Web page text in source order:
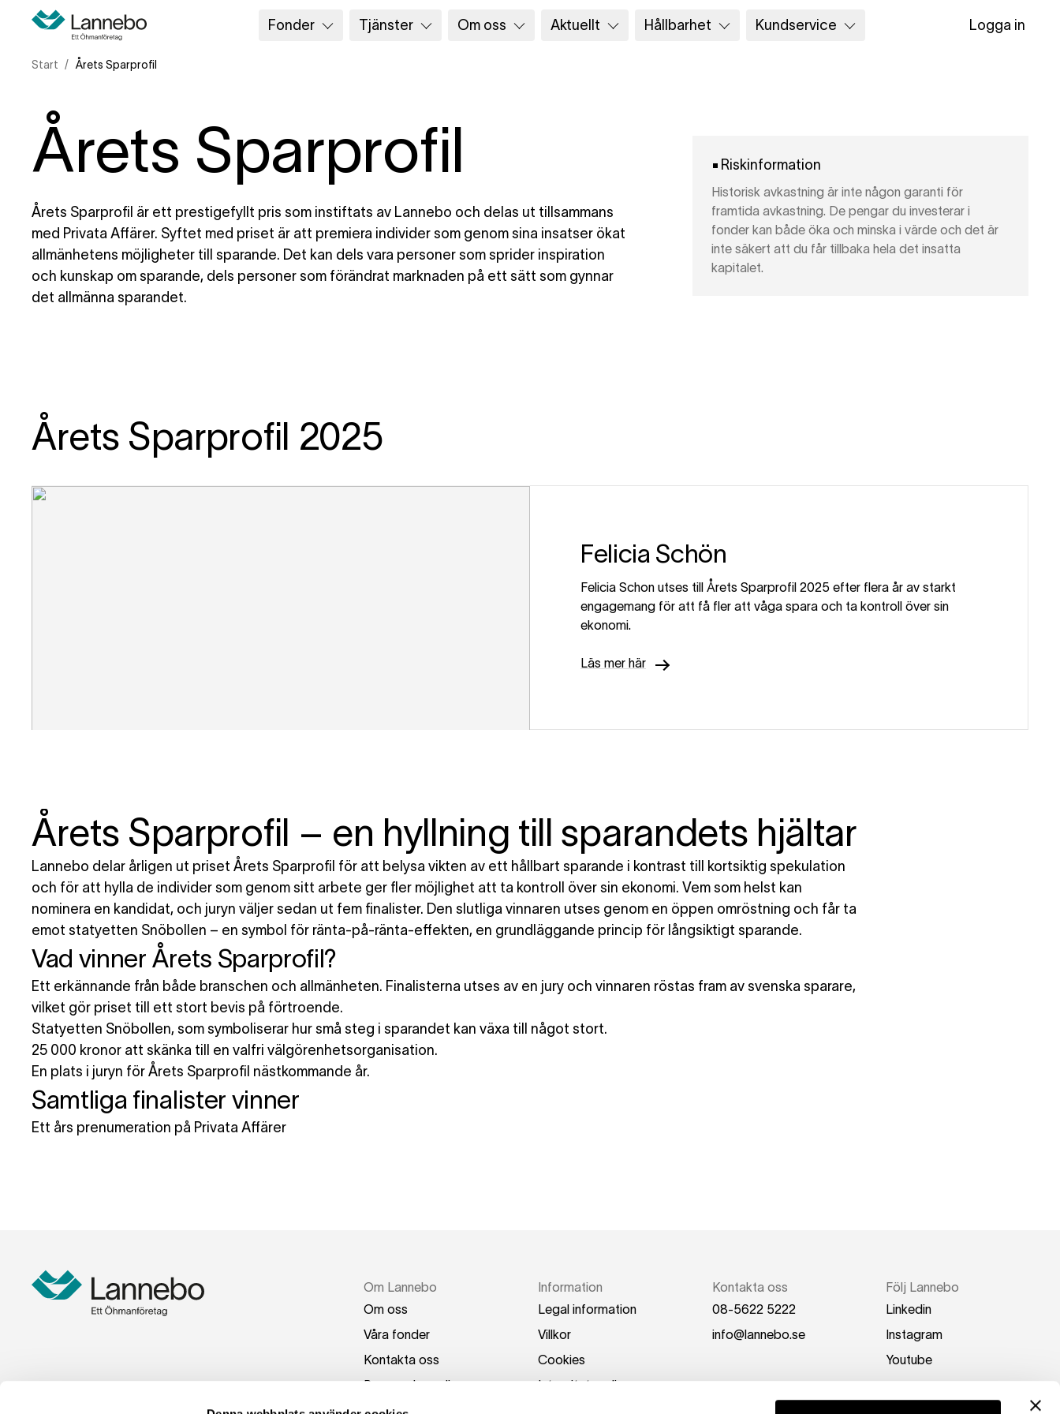
Fonder Tjänster Om oss Aktuellt Hållbarhet Kundservice Logga in
Start Årets Sparprofil
Årets Sparprofil
Årets Sparprofil är ett prestigefyllt pris som instiftats av Lannebo och delas ut tillsammans
med Privata Affärer. Syftet med priset är att premiera individer som genom sina insatser ökat
allmänhetens möjligheter till sparande. Det kan dels vara personer som sprider inspiration
och kunskap om sparande, dels personer som förändrat marknaden på ett sätt som gynnar
det allmänna sparandet.
Riskinformation
Historisk avkastning är inte någon garanti för
framtida avkastning. De pengar du investerar i
fonder kan både öka och minska i värde och det är
inte säkert att du får tillbaka hela det insatta
kapitalet.
Årets Sparprofil 2025
Felicia Schön
Felicia Schon utses till Årets Sparprofil 2025 efter flera år av starkt
engagemang för att få fler att våga spara och ta kontroll över sin
ekonomi.
Läs mer här
Årets Sparprofil – en hyllning till sparandets hjältar
Lannebo delar årligen ut priset Årets Sparprofil för att belysa vikten av ett hållbart sparande i kontrast till kortsiktig spekulation
och för att hylla de individer som genom sitt arbete ger fler möjlighet att ta kontroll över sin ekonomi. Vem som helst kan
nominera en kandidat, och juryn väljer sedan ut fem finalister. Den slutliga vinnaren utses genom en öppen omröstning och får ta
emot statyetten Snöbollen – en symbol för ränta-på-ränta-effekten, en grundläggande princip för långsiktigt sparande.
Vad vinner Årets Sparprofil?
Ett erkännande från både branschen och allmänheten. Finalisterna utses av en jury och vinnaren röstas fram av svenska sparare,
vilket gör priset till ett stort bevis på förtroende.
Statyetten Snöbollen, som symboliserar hur små steg i sparandet kan växa till något stort.
25 000 kronor att skänka till en valfri välgörenhetsorganisation.
En plats i juryn för Årets Sparprofil nästkommande år.
Samtliga finalister vinner
Ett års prenumeration på Privata Affärer
Om Lannebo
Om oss
Våra fonder
Kontakta oss
Press och media
Switch to English
Information
Legal information
Villkor
Cookies
Integritetspolicy
Kontakta oss
08-5622 5222
info@lannebo.se
Följ Lannebo
Linkedin
Instagram
Youtube